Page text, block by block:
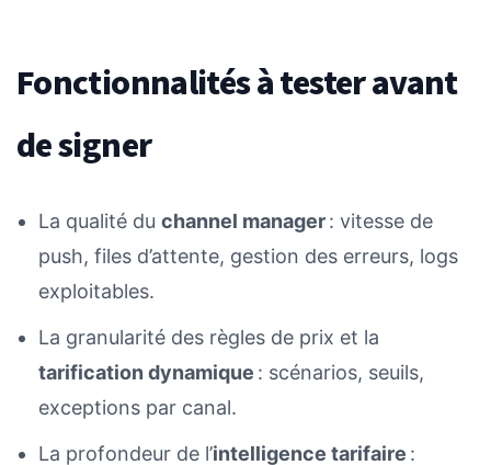
Fonctionnalités à tester avant
de signer
La qualité du channel manager: vitesse de
push, files d’attente, gestion des erreurs, logs
exploitables.
La granularité des règles de prix et la
tarification dynamique : scénarios, seuils,
exceptions par canal.
La profondeur de l’intelligence tarifaire :